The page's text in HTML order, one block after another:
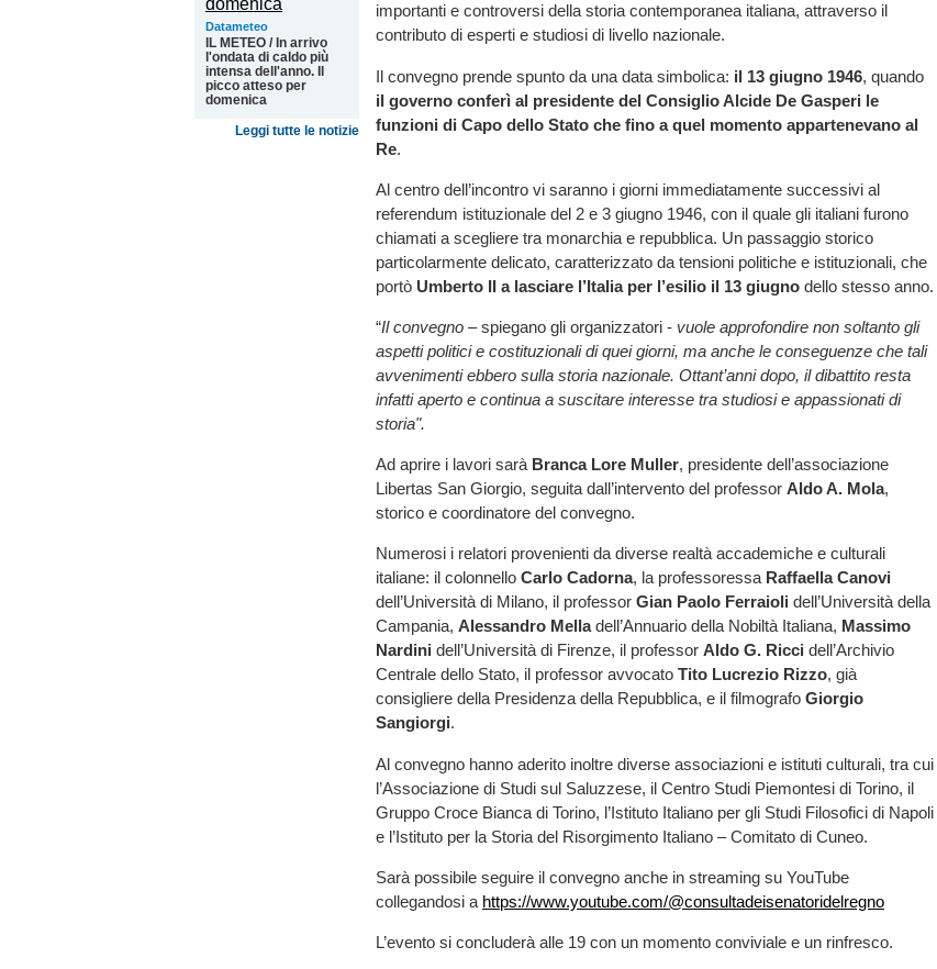
Datameteo
IL METEO / In arrivo
l'ondata di caldo più
intensa dell'anno. Il
picco atteso per
domenica
Leggi tutte le notizie
importanti e controversi della storia contemporanea italiana, attraverso il
contributo di esperti e studiosi di livello nazionale.
Il convegno prende spunto da una data simbolica: il 13 giugno 1946, quando
il governo conferì al presidente del Consiglio Alcide De Gasperi le
funzioni di Capo dello Stato che fino a quel momento appartenevano al
Re.
Al centro dell’incontro vi saranno i giorni immediatamente successivi al
referendum istituzionale del 2 e 3 giugno 1946, con il quale gli italiani furono
chiamati a scegliere tra monarchia e repubblica. Un passaggio storico
particolarmente delicato, caratterizzato da tensioni politiche e istituzionali, che
portò Umberto II a lasciare l’Italia per l’esilio il 13 giugno dello stesso anno.
“Il convegno – spiegano gli organizzatori - vuole approfondire non soltanto gli
aspetti politici e costituzionali di quei giorni, ma anche le conseguenze che tali
avvenimenti ebbero sulla storia nazionale. Ottant’anni dopo, il dibattito resta
infatti aperto e continua a suscitare interesse tra studiosi e appassionati di
storia".
Ad aprire i lavori sarà Branca Lore Muller, presidente dell’associazione
Libertas San Giorgio, seguita dall’intervento del professor Aldo A. Mola,
storico e coordinatore del convegno.
Numerosi i relatori provenienti da diverse realtà accademiche e culturali
italiane: il colonnello Carlo Cadorna, la professoressa Raffaella Canovi
dell’Università di Milano, il professor Gian Paolo Ferraioli dell’Università della
Campania, Alessandro Melladell’Annuario della Nobiltà Italiana, Massimo
Nardini dell’Università di Firenze, il professor Aldo G. Ricci dell’Archivio
Centrale dello Stato, il professor avvocato Tito Lucrezio Rizzo, già
consigliere della Presidenza della Repubblica, e il filmografo Giorgio
Sangiorgi.
Al convegno hanno aderito inoltre diverse associazioni e istituti culturali, tra cui
l’Associazione di Studi sul Saluzzese, il Centro Studi Piemontesi di Torino, il
Gruppo Croce Bianca di Torino, l’Istituto Italiano per gli Studi Filosofici di Napoli
e l’Istituto per la Storia del Risorgimento Italiano – Comitato di Cuneo.
Sarà possibile seguire il convegno anche in streaming su YouTube
collegandosi a https://www.youtube.com/@consultadeisenatoridelregno
L’evento si concluderà alle 19 con un momento conviviale e un rinfresco.